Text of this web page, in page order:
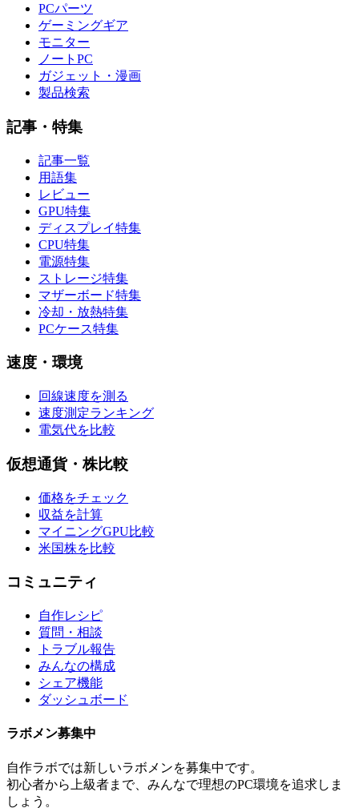
PCパーツ
ゲーミングギア
モニター
ノートPC
ガジェット・漫画
製品検索
記事・特集
記事一覧
用語集
レビュー
GPU特集
ディスプレイ特集
CPU特集
電源特集
ストレージ特集
マザーボード特集
冷却・放熱特集
PCケース特集
速度・環境
回線速度を測る
速度測定ランキング
電気代を比較
仮想通貨・株比較
価格をチェック
収益を計算
マイニングGPU比較
米国株を比較
コミュニティ
自作レシピ
質問・相談
トラブル報告
みんなの構成
シェア機能
ダッシュボード
ラボメン募集中
自作ラボでは新しいラボメンを募集中です。
初心者から上級者まで、みんなで理想のPC環境を追求しま
しょう。